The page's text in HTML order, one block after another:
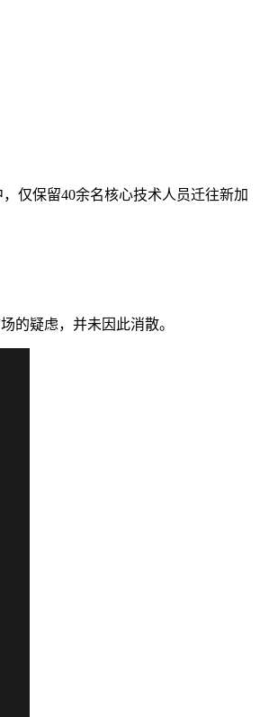
仅保留40余名核心技术人员迁往新加
的疑虑，并未因此消散。